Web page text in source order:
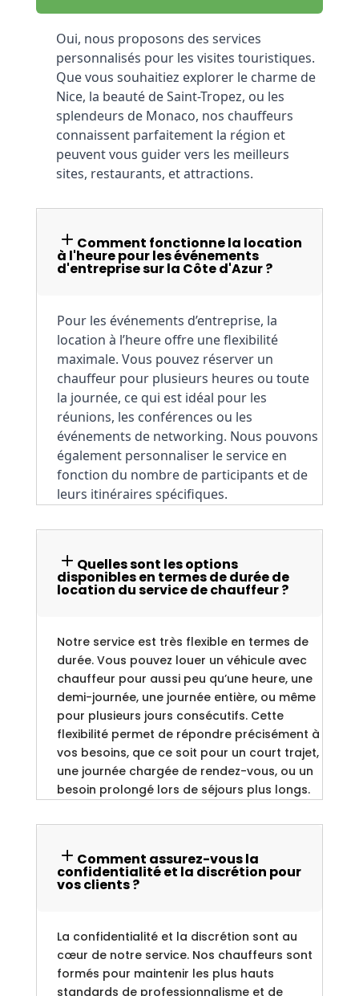
Oui, nous proposons des services
personnalisés pour les visites touristiques.
Que vous souhaitiez explorer le charme de
Nice, la beauté de Saint-Tropez, ou les
splendeurs de Monaco, nos chauffeurs
connaissent parfaitement la région et
peuvent vous guider vers les meilleurs
sites, restaurants, et attractions.
Comment fonctionne la location
à l'heure pour les événements
d'entreprise sur la Côte d'Azur ?
Pour les événements d’entreprise, la
location à l’heure offre une flexibilité
maximale. Vous pouvez réserver un
chauffeur pour plusieurs heures ou toute
la journée, ce qui est idéal pour les
réunions, les conférences ou les
événements de networking. Nous pouvons
également personnaliser le service en
fonction du nombre de participants et de
leurs itinéraires spécifiques.
Quelles sont les options
disponibles en termes de durée de
location du service de chauffeur ?
Notre service est très flexible en termes de
durée. Vous pouvez louer un véhicule avec
chauffeur pour aussi peu qu’une heure, une
demi-journée, une journée entière, ou même
pour plusieurs jours consécutifs. Cette
flexibilité permet de répondre précisément à
vos besoins, que ce soit pour un court trajet,
une journée chargée de rendez-vous, ou un
besoin prolongé lors de séjours plus longs.
Comment assurez-vous la
confidentialité et la discrétion pour
vos clients ?
La confidentialité et la discrétion sont au
cœur de notre service. Nos chauffeurs sont
formés pour maintenir les plus hauts
standards de professionnalisme et de